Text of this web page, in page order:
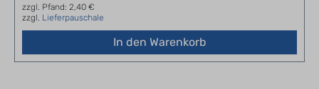
zzgl. Pfand: 2,40 €
zzgl. Lieferpauschale
In den Warenkorb